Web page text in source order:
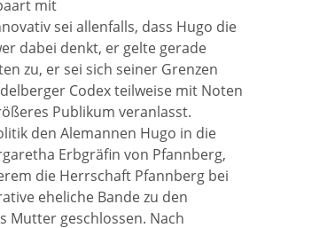
mit
sei allenfalls, dass Hugo die
dabei denkt, er gelte gerade
zu, er sei sich seiner Grenzen
Codex teilweise mit Noten
Publikum veranlasst.
den Alemannen Hugo in die
Erbgräfin von Pfannberg,
die Herrschaft Pfannberg bei
eheliche Bande zu den
Mutter geschlossen. Nach